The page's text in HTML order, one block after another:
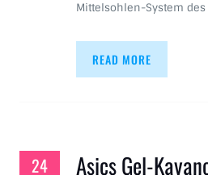
Mittelsohlen-System des
READ MORE
24
Asics Gel-